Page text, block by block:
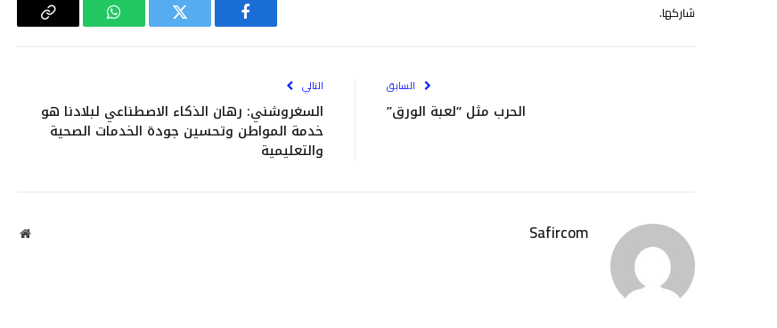
شاركها.
فيسبوك تويتر واتساب
Copy
السابق
الحرب مثل “لعبة الورق”
التالي
السغروشني: رهان الذكاء الاصطناعي لبلادنا هو
خدمة المواطن وتحسين جودة الخدمات الصحية
والتعليمية
Safircom
موقع